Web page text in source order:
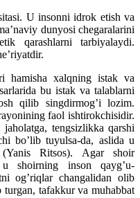
U insonni idrok etish va
dunyosi chegaralarini
qarashlarni tarbiyalaydi.
hamisha xalqning istak va
bu istak va talablarni
qilib singdirmog’i lozim.
faol ishtirokchisidir.
tengsizlikka qarshi
bo’lib tuyulsa-da, aslida u
Ritsos). Agar shoir
shoirning inson qayg’u-
og’riqlar changalidan olib
tafakkur va muhabbat